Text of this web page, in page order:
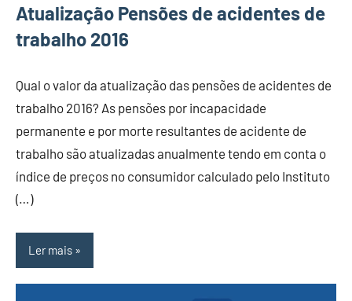
Atualização Pensões de acidentes de
trabalho 2016
Qual o valor da atualização das pensões de acidentes de
trabalho 2016? As pensões por incapacidade
permanente e por morte resultantes de acidente de
trabalho são atualizadas anualmente tendo em conta o
índice de preços no consumidor calculado pelo Instituto
(…)
Ler mais